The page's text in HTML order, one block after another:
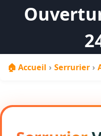
🏠 Accueil › Serrurier ›